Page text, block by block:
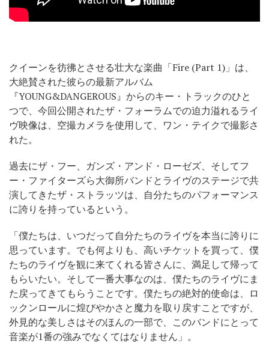
クイーンを彷彿とさせる壮大な楽曲「Fire (Part 1)」は、
大絶賛された彼らの最新アルバム
『YOUNG&DANGEROUS』からのキー・トラックのひと
つで、今回公開されたザ・フォーラムでの迫力溢れるライ
ヴ映像は、空撮カメラを使用して、ワン・テイクで撮影さ
れた。
過去にザ・フー、ガンズ・アンド・ローゼズ、そしてフ
ー・ファイターズら大御所バンドとライヴのステージで共
演してきたザ・ストラッツは、自分たちのパフォーマンス
に誇りを持っているという。
「僕たちは、いつだって自分たちのライヴを本当に誇りに
思っています。でも何よりも、高いチケットを買って、僕
たちのライヴを観に来てくれる皆さんに、満足して帰って
もらいたい。そして一番大事なのは、僕たちのライヴにま
た戻ってきてもらうことです。僕たちの絶対的使命は、ロ
ックンロールに煌びやかさと魔力を取り戻すことですが、
外見的な美しさはそのほんの一部で、このバンドにとって
音楽が1番の強みでなくてはなりません」。